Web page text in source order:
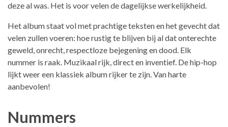
deze al was. Het is voor velen de dagelijkse werkelijkheid.
Het album staat vol met prachtige teksten en het gevecht dat
velen zullen voeren: hoe rustig te blijven bij al dat onterechte
geweld, onrecht, respectloze bejegening en dood. Elk
nummer is raak. Muzikaal rijk, direct en inventief. De hip-hop
lijkt weer een klassiek album rijker te zijn. Van harte
aanbevolen!
Nummers